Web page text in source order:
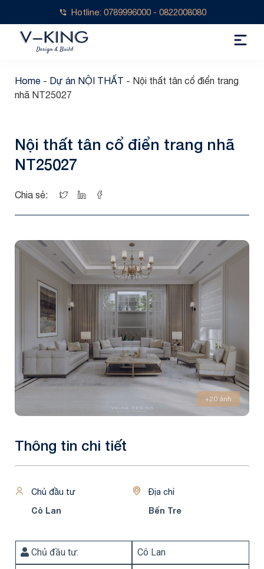
Hotline: 0789996000 - 0822008080
Home - Dự án NỘI THẤT - Nội thất tân cổ điển trang
nhã NT25027
Nội thất tân cổ điển trang nhã
NT25027
Chia sẻ:
+20 ảnh
Thông tin chi tiết
Chủ đầu tư
Cô Lan
Địa chỉ
Bến Tre
Chủ đầu tư: Cô Lan